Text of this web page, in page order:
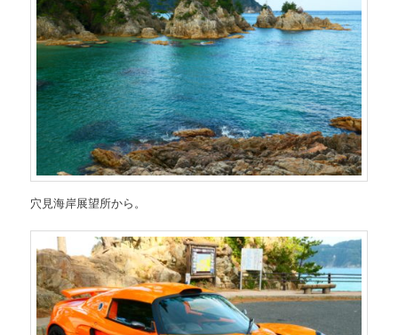
穴見海岸展望所から。